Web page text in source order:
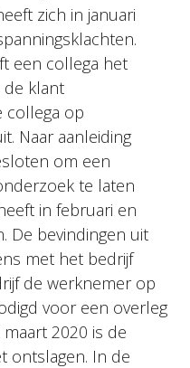
zich in januari
een collega het
de klant
collega op
Naar aanleiding
om een
te laten
in februari en
De bevindingen uit
met het bedrijf
de werknemer op
voor een overleg
2020 is de
ontslagen. In de